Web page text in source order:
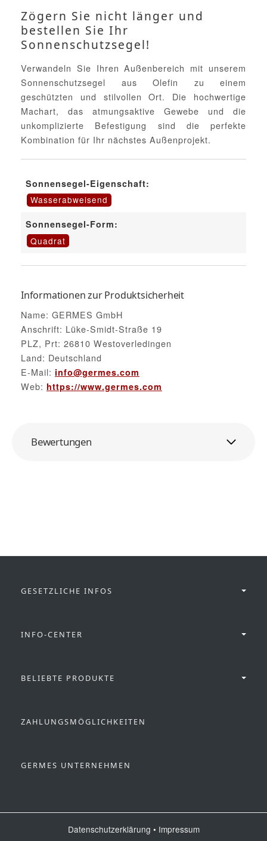
Zögern Sie nicht länger und
bestellen Sie Ihr
Sonnenschutzsegel!
Verwandeln Sie Ihren Außenbereich mit unserem
Sonnenschutzsegel aus Olefin zu einem
geschützten und stilvollen Ort. Die hochwertige
Machart, das atmungsaktive Gewebe und die
unkomplizierte Befestigung sind die perfekte
Kombination für Ihr nächstes Außenprojekt.
Sonnensegel-Eigenschaft:
Wasserabweisend
Sonnensegel-Form:
Quadrat
Informationen zur Produktsicherheit
Name: GERMES GmbH
Anschrift: Lüke-Smidt-Straße 19
PLZ, Prt: 26810 Westoverledingen
Land: Deutschland
E-Mail: info@germes.com
Web: https://www.germes.com
Bewertungen
GESETZLICHE INFOS
INFO-CENTER
BELIEBTE PRODUKTE
ZAHLUNGSMÖGLICHKEITEN
GERMES UNTERNEHMEN
Datenschutzerklärung • Impressum